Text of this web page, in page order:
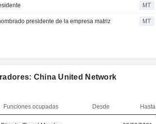
MT
presidente de la empresa matriz MT
China United Network
Funciones ocupadas Desde Hasta